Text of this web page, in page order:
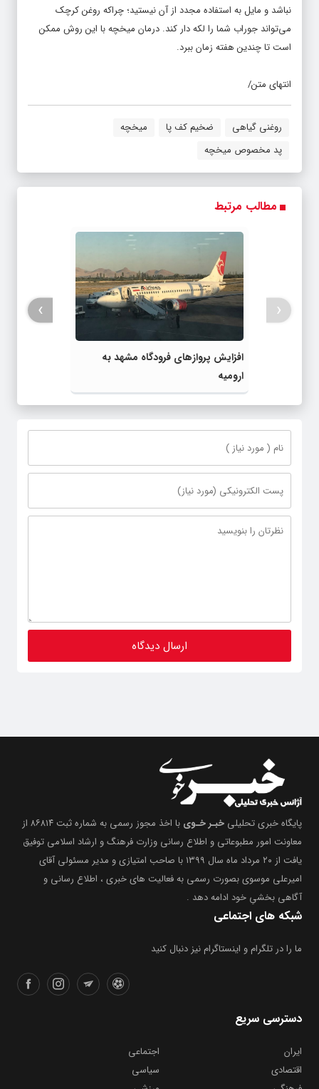
نباشد و مایل به استفاده مجدد از آن نیستید؛ چراکه روغن کرچک
می‌تواند جوراب شما را لکه دار کند. درمان میخچه با این روش ممکن
است تا چندین هفته زمان ببرد.
انتهای متن/
روغنی گیاهی ضخیم کف پا
میخچه
پد مخصوص میخچه
مطالب مرتبط
افزایش پروازهای فرودگاه مشهد به
ارومیه
‹
›
پایگاه خبری تحلیلی خبـر خـوی
با اخذ مجوز رسمی به شماره ثبت ۸۶۸۱۴ از
معاونت امور مطبوعاتی و اطلاع رسانی وزارت فرهنگ و ارشاد اسلامی توفیق
یافت از ۲۰ مرداد ماه سال ۱۳۹۹ با صاحب امتیازی و مدیر مسئولی آقای
امیرعلی موسوی بصورت رسمی به فعالیت های خبری ، اطلاع رسانی و
آگاهی بخشیِ خود ادامه دهد .
شبکه های اجتماعی
ما را در تلگرام و اینستاگرام نیز دنبال کنید
دسترسی سریع
ایران
اجتماعی
اقتصادی
سیاسی